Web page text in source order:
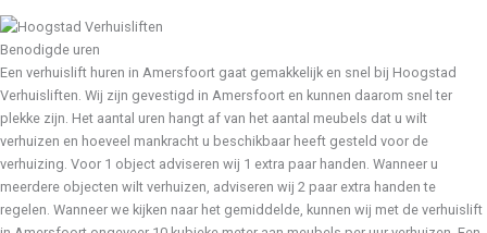
Benodigde uren
Een verhuislift huren in Amersfoort gaat gemakkelijk en snel bij Hoogstad
Verhuisliften. Wij zijn gevestigd in Amersfoort en kunnen daarom snel ter
plekke zijn. Het aantal uren hangt af van het aantal meubels dat u wilt
verhuizen en hoeveel mankracht u beschikbaar heeft gesteld voor de
verhuizing. Voor 1 object adviseren wij 1 extra paar handen. Wanneer u
meerdere objecten wilt verhuizen, adviseren wij 2 paar extra handen te
regelen. Wanneer we kijken naar het gemiddelde, kunnen wij met de verhuislift